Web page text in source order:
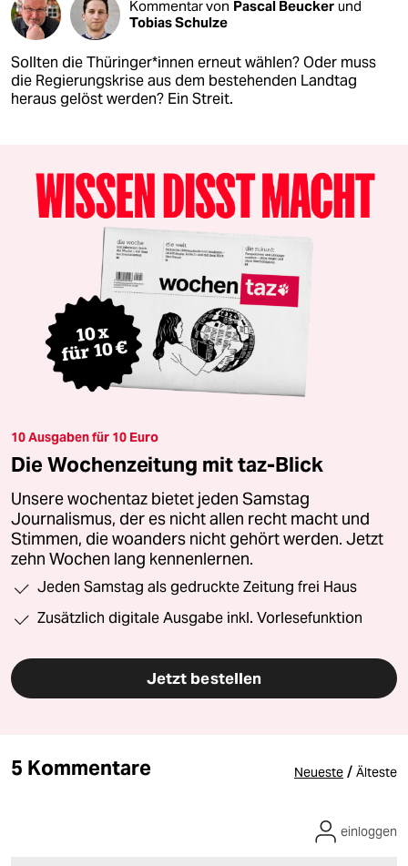
Kommentar von Pascal Beucker und
Tobias Schulze
Sollten die Thüringer*innen erneut wählen? Oder muss
die Regierungskrise aus dem bestehenden Landtag
heraus gelöst werden? Ein Streit.
10 Ausgaben für 10 Euro
Die Wochenzeitung mit taz-Blick
Unsere wochentaz bietet jeden Samstag
Journalismus, der es nicht allen recht macht und
Stimmen, die woanders nicht gehört werden. Jetzt
zehn Wochen lang kennenlernen.
Jeden Samstag als gedruckte Zeitung frei Haus
Zusätzlich digitale Ausgabe inkl. Vorlesefunktion
Jetzt bestellen
5 Kommentare Neueste / Älteste
einloggen